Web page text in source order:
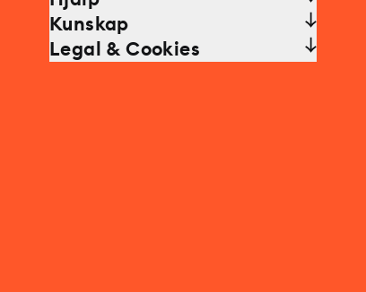
Kunskap
Legal & Cookies